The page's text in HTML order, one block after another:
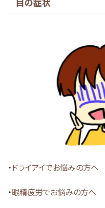
目の症状
・ ドライアイでお悩みの方へ
・ 眼精疲労でお悩みの方へ